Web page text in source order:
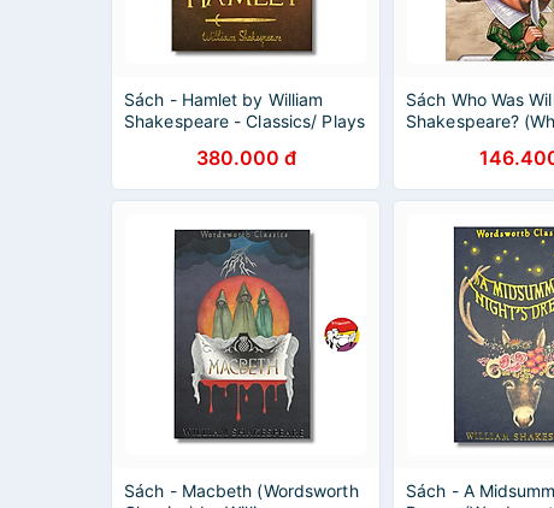
Sách - Hamlet by William
Shakespeare - Classics/ Plays
380.000 đ
Sách Who Was
Shakespeare?
Sách - Macbeth (Wordsworth
Sách - A